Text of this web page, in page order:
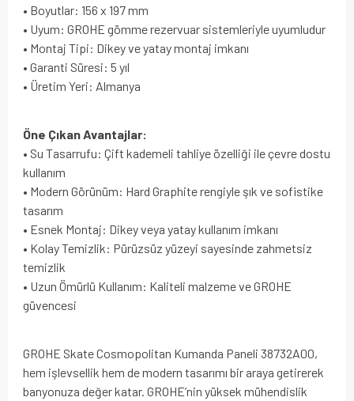
• Boyutlar: 156 x 197 mm
• Uyum: GROHE gömme rezervuar sistemleriyle uyumludur
• Montaj Tipi: Dikey ve yatay montaj imkanı
• Garanti Süresi: 5 yıl
• Üretim Yeri: Almanya
Öne Çıkan Avantajlar:
• Su Tasarrufu: Çift kademeli tahliye özelliği ile çevre dostu
kullanım
• Modern Görünüm: Hard Graphite rengiyle şık ve sofistike
tasarım
• Esnek Montaj: Dikey veya yatay kullanım imkanı
• Kolay Temizlik: Pürüzsüz yüzeyi sayesinde zahmetsiz
temizlik
• Uzun Ömürlü Kullanım: Kaliteli malzeme ve GROHE
güvencesi
GROHE Skate Cosmopolitan Kumanda Paneli 38732A00,
hem işlevsellik hem de modern tasarımı bir araya getirerek
banyonuza değer katar. GROHE’nin yüksek mühendislik